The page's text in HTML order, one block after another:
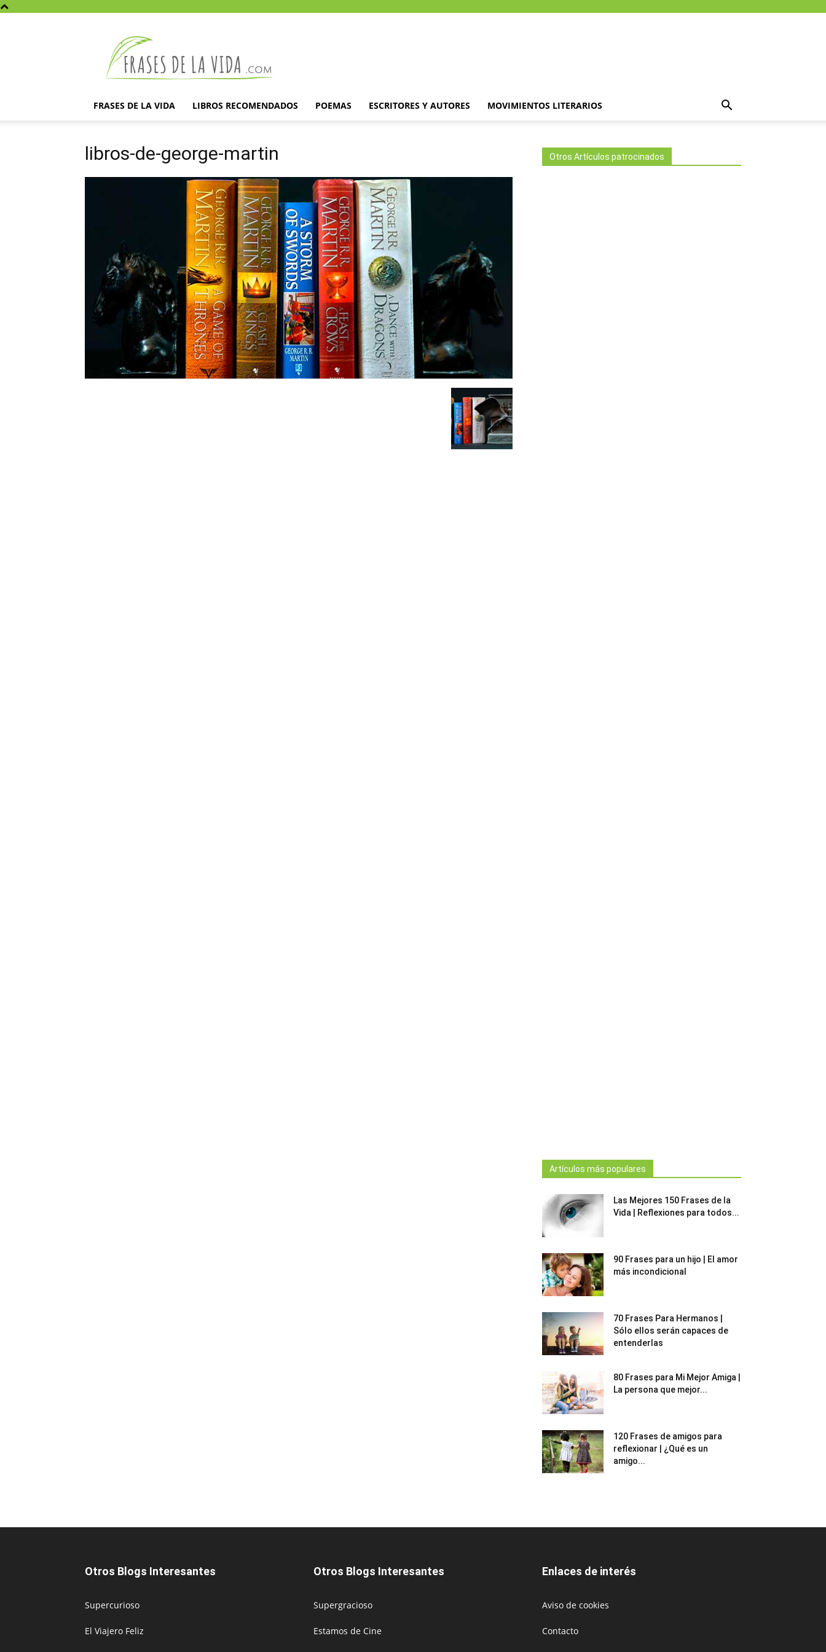
la
vida
FRASES DE LA VIDA LIBROS RECOMENDADOS POEMAS ESCRITORES Y AUTORES MOVIMIENTOS LITERARIOS
libros-de-george-martin Otros Artículos patrocinados
Artículos más populares
Las Mejores 150 Frases de la
Vida | Reflexiones para todos...
90 Frases para un hijo | El amor
más incondicional
70 Frases Para Hermanos |
Sólo ellos serán capaces de
entenderlas
80 Frases para Mi Mejor Amiga |
La persona que mejor...
120 Frases de amigos para
reflexionar | ¿Qué es un
amigo...
Otros Blogs Interesantes
Supercurioso
El Viajero Feliz
Otros Blogs Interesantes
Supergracioso
Estamos de Cine
Enlaces de interés
Aviso de cookies
Contacto